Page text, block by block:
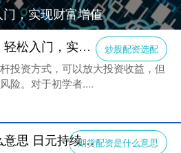
，实现财富增值
股票配资指南：轻松入门，实现财富增值
炒股配资选配
投资方式，可以放大投资收益，但
险。对于初学者....
期货配资是什么意思 日元持续疲软，美元下跌，市场在等CPI数据“一锤定音”？
期货配资是什么意思